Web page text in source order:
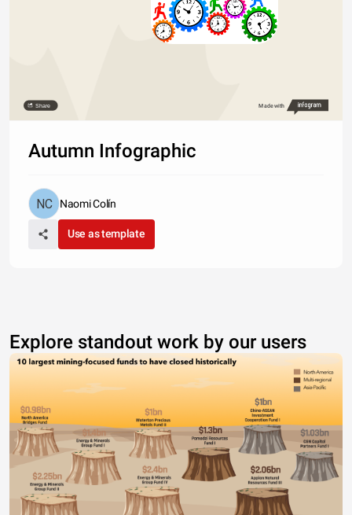
Share Made with
Autumn Infographic
Naomi Colín
Use as template
Explore standout work by our users